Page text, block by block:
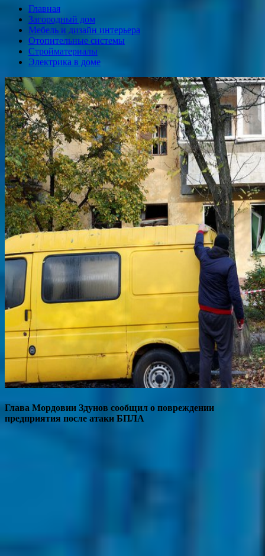
Главная
Загородный дом
Мебель и дизайн интерьера
Отопительные системы
Стройматериалы
Электрика в доме
Глава Мордовии Здунов сообщил о повреждении
предприятия после атаки БПЛА